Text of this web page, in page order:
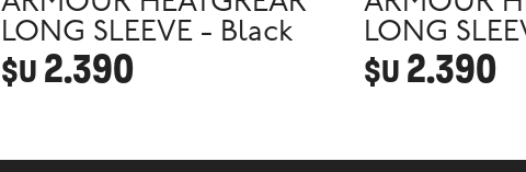
LONG SLEEVE - Black
$U 2.390
LONG
$U 2.390